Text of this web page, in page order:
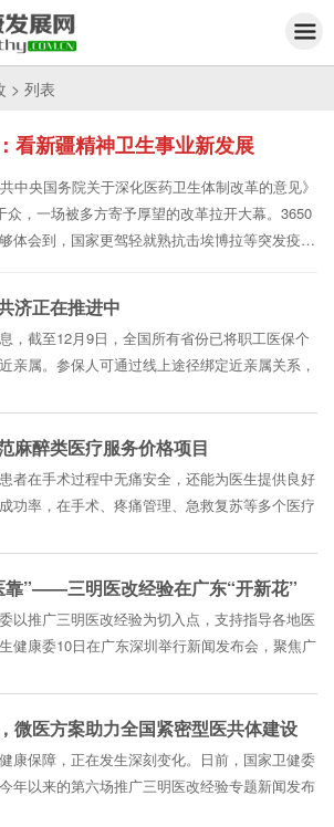
> 列表
看新疆精神卫生事业新发展
中央国务院关于深化医药卫生体制改革的意见》
众，一场被多方寄予厚望的改革拉开大幕。3650
体会到，国家更驾轻就熟抗击埃博拉等突发疫
济正在推进中
，截至12月9日，全国所有省份已将职工医保个
亲属。参保人可通过线上途径绑定近亲属关系，
麻醉类医疗服务价格项目
者在手术过程中无痛安全，还能为医生提供良好
功率，在手术、疼痛管理、急救复苏等多个医疗
靠”——三明医改经验在广东“开新花”
以推广三明医改经验为切入点，支持指导各地医
健康委10日在广东深圳举行新闻发布会，聚焦广
微医方案助力全国紧密型医共体建设
康保障，正在发生深刻变化。日前，国家卫健委
年以来的第六场推广三明医改经验专题新闻发布